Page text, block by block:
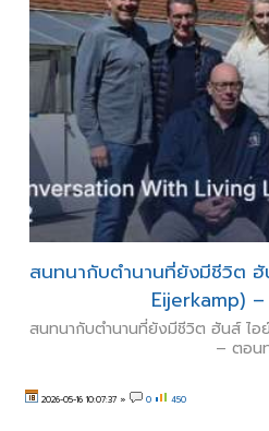
สนทนากับตำนานที่ยังมีชีวิต ฮั
Eijerkamp)
สนทนากับตำนานที่ยังมีชีวิต ฮันส์ ไอ
– ตอน
2026-05-16 10:07:37 » 0 450